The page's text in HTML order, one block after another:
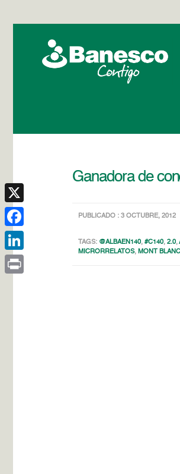
Ganadora de
PUBLICADO : 3 OCTUBRE, 2012
TAGS: @ALBAEN140,#C140,2.0,
MICRORRELATOS, MONT BLANC
X
Facebook
LinkedIn